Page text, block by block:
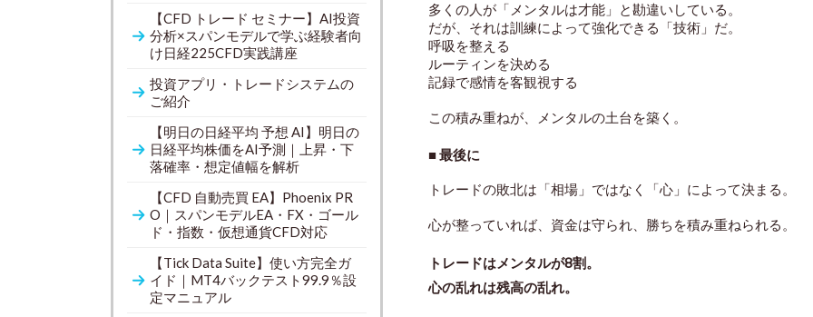
多くの人が「メンタルは才能」と勘違いしている。
だが、それは訓練によって強化できる「技術」だ。
呼吸を整える
ルーティンを決める
記録で感情を客観視する
この積み重ねが、メンタルの土台を築く。
■ 最後に
トレードの敗北は「相場」ではなく「心」によって決まる。
心が整っていれば、資金は守られ、勝ちを積み重ねられる。
トレードはメンタルが8割。
心の乱れは残高の乱れ。
【CFD トレード セミナー】AI投資
分析×スパンモデルで学ぶ経験者向
け日経225CFD実践講座
投資アプリ・トレードシステムの
ご紹介
【明日の日経平均 予想 AI】明日の
日経平均株価をAI予測｜上昇・下
落確率・想定値幅を解析
【CFD 自動売買 EA】Phoenix PR
O｜スパンモデルEA・FX・ゴール
ド・指数・仮想通貨CFD対応
【Tick Data Suite】使い方完全ガ
イド｜MT4バックテスト99.9％設
定マニュアル